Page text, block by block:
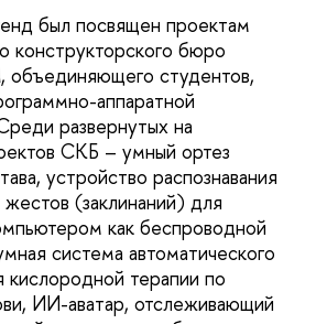
был посвящен проектам
конструкторского бюро
студентов,
аппаратной
развернутых на
СКБ – умный ортез
устройство распознавания
(заклинаний) для
как беспроводной
система автоматического
кислородной терапии по
ИИ-аватар, отслеживающий